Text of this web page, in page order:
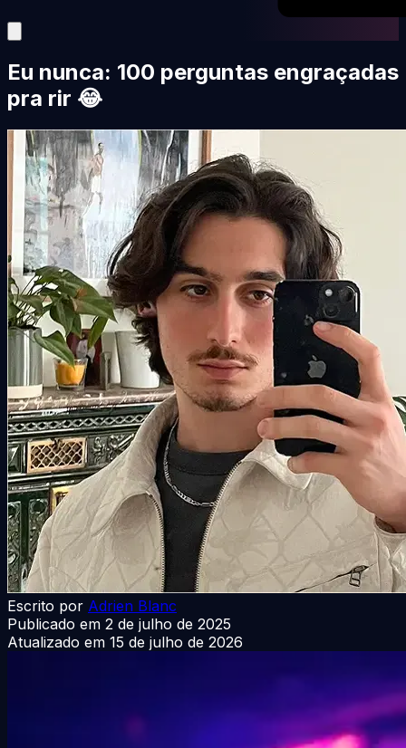
Eu nunca: 100 perguntas engraçadas
pra rir 😂
Escrito por Adrien Blanc
Publicado em 2 de julho de 2025
Atualizado em 15 de julho de 2026